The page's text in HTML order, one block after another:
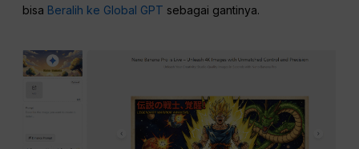
bisa Beralih ke Global GPT sebagai gantinya.